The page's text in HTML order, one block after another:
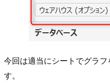
今回は適当にシートでグラ
す。